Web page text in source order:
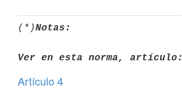
(*)Notas:
Ver en esta norma, artículo:
Artículo 4